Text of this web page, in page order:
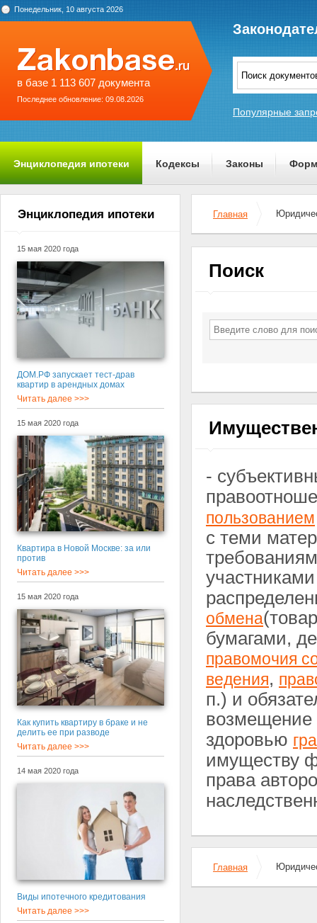
Понедельник, 10 августа 2026
в базе 1 113 607 документа
Последнее обновление: 09.08.2026
Популярные
Энциклопедия ипотеки Кодексы Законы
О проекте
Энциклопедия ипотеки
15 мая 2020 года
ДОМ.РФ запускает тест-драв
квартир в арендных домах
Читать далее >>>
15 мая 2020 года
Квартира в Новой Москве: за или
против
Читать далее >>>
15 мая 2020 года
Как купить квартиру в браке и не
делить ее при разводе
Читать далее >>>
14 мая 2020 года
Виды ипотечного кредитования
Читать далее >>>
Главная
Поиск
-
пользованием
с теми
обмена
бумагами,
правомочия
ведения,
п.) и
возмещение
здоровью
имуществу
права
Главная